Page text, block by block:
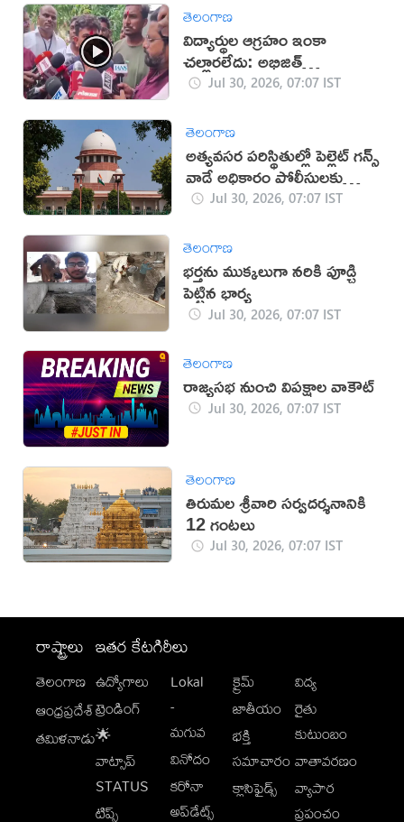
తెలంగాణ
విద్యార్థుల ఆగ్రహం ఇంకా
చల్లారలేదు: అభిజిత్
దిప్కే(వీడియో)
Jul 30, 2026, 07:07 IST
తెలంగాణ
అత్యవసర పరిస్థితుల్లో పెల్లెట్ గన్స్
వాడే అధికారం పోలీసులకు
ఉంది: సుప్రీం
Jul 30, 2026, 07:07 IST
తెలంగాణ
భర్తను ముక్కలుగా నరికి పూడ్చి
పెట్టిన భార్య
Jul 30, 2026, 07:07 IST
తెలంగాణ
రాజ్యసభ నుంచి విపక్షాల వాకౌట్
Jul 30, 2026, 07:07 IST
తెలంగాణ
తిరుమల శ్రీవారి సర్వదర్శనానికి
12 గంటలు
Jul 30, 2026, 07:07 IST
రాష్ట్రాలు
తెలంగాణ
ఆంధ్రప్రదేశ్
తమిళనాడు
ఇతర కేటగిరీలు
ఉద్యోగాలు
ట్రెండింగ్
🌟
వాట్సాప్
STATUS
టిప్స్
Lokal
-
మగువ
వినోదం
కరోనా
అప్‌డేట్స్
క్రైమ్
జాతీయం
భక్తి
సమాచారం
క్లాసిఫైడ్స్
విద్య
రైతు
కుటుంబం
వాతావరణం
వ్యాపార
ప్రపంచం